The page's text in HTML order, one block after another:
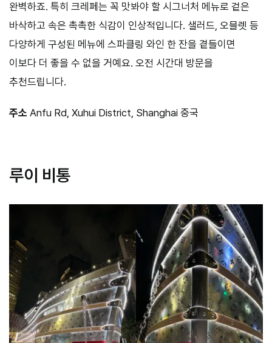
완벽하죠. 특히 크레페는 꼭 맛봐야 할 시그너처 메뉴로 겉은
바삭하고 속은 촉촉한 식감이 인상적입니다. 샐러드, 오믈렛 등
다양하게 구성된 메뉴에 스파클링 와인 한 잔을 곁들이면
이보다 더 좋을 수 없을 거예요. 오전 시간대 방문을
추천드립니다.
주소 Anfu Rd, Xuhui District, Shanghai 중국
루이 비통